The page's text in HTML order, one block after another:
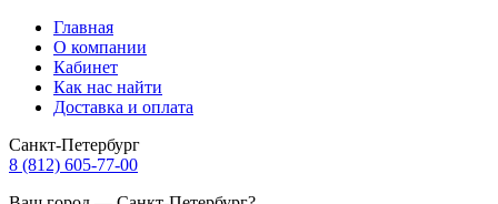
Главная
О компании
Кабинет
Как нас найти
Доставка и оплата
Санкт-Петербург
8 (812) 605-77-00